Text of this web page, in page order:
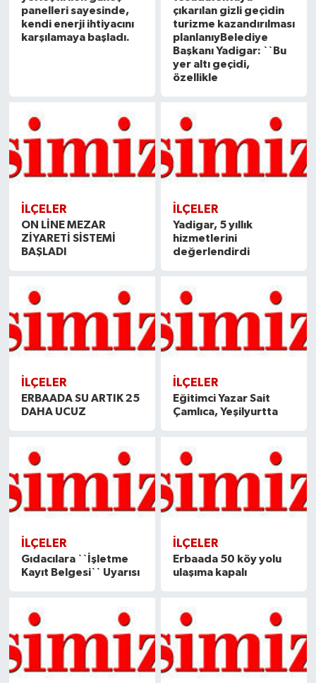
panelleri sayesinde,
kendi enerji ihtiyacını
karşılamaya başladı.
çıkarılan gizli geçidin
turizme kazandırılması
planlanıyBelediye
Başkanı Yadigar: ``Bu
yer altı geçidi,
özellikle
İLÇELER
ON LİNE MEZAR
ZİYARETİ SİSTEMİ
BAŞLADI
İLÇELER
Yadigar, 5 yıllık
hizmetlerini
değerlendirdi
İLÇELER
ERBAADA SU ARTIK 25
DAHA UCUZ
İLÇELER
Eğitimci Yazar Sait
Çamlıca, Yeşilyurtta
İLÇELER
Gıdacılara ``İşletme
Kayıt Belgesi`` Uyarısı
İLÇELER
Erbaada 50 köy yolu
ulaşıma kapalı